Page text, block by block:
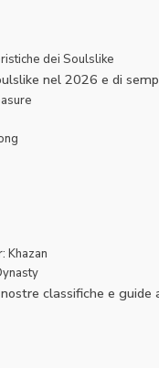
dei Soulslike
nel 2026 e di
Khazan
classifiche e guide